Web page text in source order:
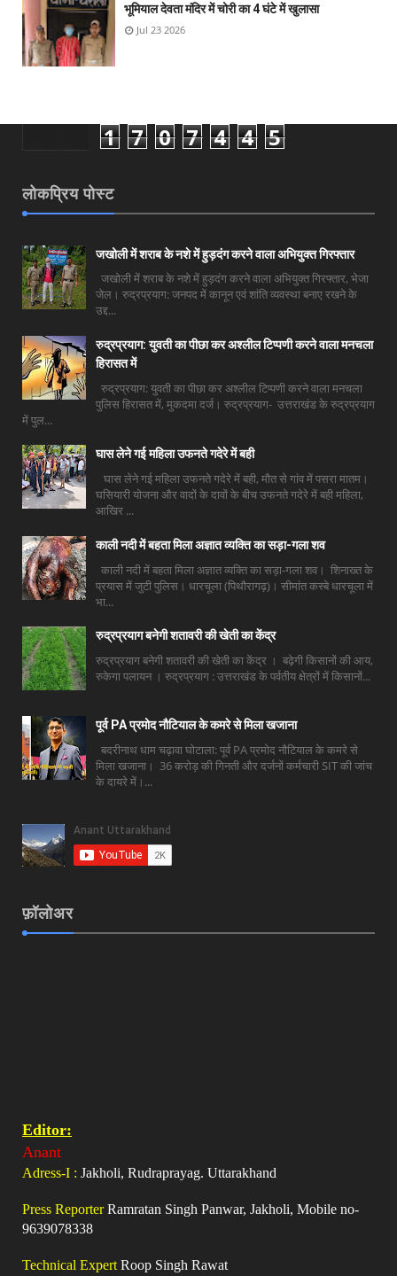
भूमियाल देवता मंदिर में चोरी का 4 घंटे में खुलासा
Jul 23 2026
1 7 0 7 4 4 5
लोकप्रिय पोस्ट
जखोली में शराब के नशे में हुड़दंग करने वाला अभियुक्त गिरफ्तार
जखोली में शराब के नशे में हुड़दंग करने वाला अभियुक्त गिरफ्तार, भेजा
जेल। रुद्रप्रयाग: जनपद में कानून एवं शांति व्यवस्था बनाए रखने के
उद्द...
रुद्रप्रयाग: युवती का पीछा कर अश्लील टिप्पणी करने वाला मनचला
हिरासत में
रुद्रप्रयाग: युवती का पीछा कर अश्लील टिप्पणी करने वाला मनचला
पुलिस हिरासत में, मुकदमा दर्ज। रुद्रप्रयाग- उत्तराखंड के रुद्रप्रयाग
में पुल...
घास लेने गई महिला उफनते गदेरे में बही
घास लेने गई महिला उफनते गदेरे में बही, मौत से गांव में पसरा मातम।
घसियारी योजना और वादों के दावों के बीच उफनते गदेरे में बही महिला,
आखिर ...
काली नदी में बहता मिला अज्ञात व्यक्ति का सड़ा-गला शव
काली नदी में बहता मिला अज्ञात व्यक्ति का सड़ा-गला शव। शिनाख्त के
प्रयास में जुटी पुलिस। धारचूला (पिथौरागढ़)। सीमांत कस्बे धारचूला में
भा...
रुद्रप्रयाग बनेगी शतावरी की खेती का केंद्र
रुद्रप्रयाग बनेगी शतावरी की खेती का केंद्र । बढ़ेगी किसानों की आय,
रुकेगा पलायन । रुद्रप्रयाग : उत्तराखंड के पर्वतीय क्षेत्रों में किसानों...
पूर्व PA प्रमोद नौटियाल के कमरे से मिला खजाना
बदरीनाथ धाम चढ़ावा घोटाला: पूर्व PA प्रमोद नौटियाल के कमरे से
मिला खजाना। 36 करोड़ की गिनती और दर्जनों कर्मचारी SIT की जांच
के दायरे में।...
फ़ॉलोअर
Editor:
Anant
Adress-I : Jakholi, Rudraprayag. Uttarakhand
Press ReporterRamratan Singh Panwar, Jakholi, Mobile no-
9639078338
Technical Expert Roop Singh Rawat